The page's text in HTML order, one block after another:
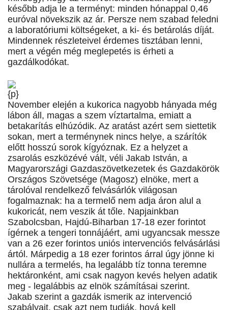
később adja le a terményt: minden hónappal 0,46
euróval növekszik az ár. Persze nem szabad feledni
a laboratóriumi költségeket, a ki- és betárolás díját.
Mindennek részleteivel érdemes tisztában lenni,
mert a végén még meglepetés is érheti a
gazdálkodókat.
{p}
November elején a kukorica nagyobb hányada még
lábon áll, magas a szem víztartalma, emiatt a
betakarítás elhúzódik. Az aratást azért sem siettetik
sokan, mert a terménynek nincs helye, a szárítók
előtt hosszú sorok kígyóznak. Ez a helyzet a
zsarolás eszközévé vált, véli Jakab István, a
Magyarországi Gazdaszövetkezetek és Gazdakörök
Országos Szövetsége (Magosz) elnöke, mert a
tárolóval rendelkező felvásárlók világosan
fogalmaznak: ha a termelő nem adja áron alul a
kukoricát, nem veszik át tőle. Napjainkban
Szabolcsban, Hajdú-Biharban 17-18 ezer forintot
ígérnek a tengeri tonnájáért, ami ugyancsak messze
van a 26 ezer forintos uniós intervenciós felvásárlási
ártól. Márpedig a 18 ezer forintos árral úgy jönne ki
nullára a termelés, ha legalább tíz tonna teremne
hektáronként, ami csak nagyon kevés helyen adatik
meg - legalábbis az elnök számításai szerint.
Jakab szerint a gazdák ismerik az intervenció
szabályait, csak azt nem tudják, hová kell